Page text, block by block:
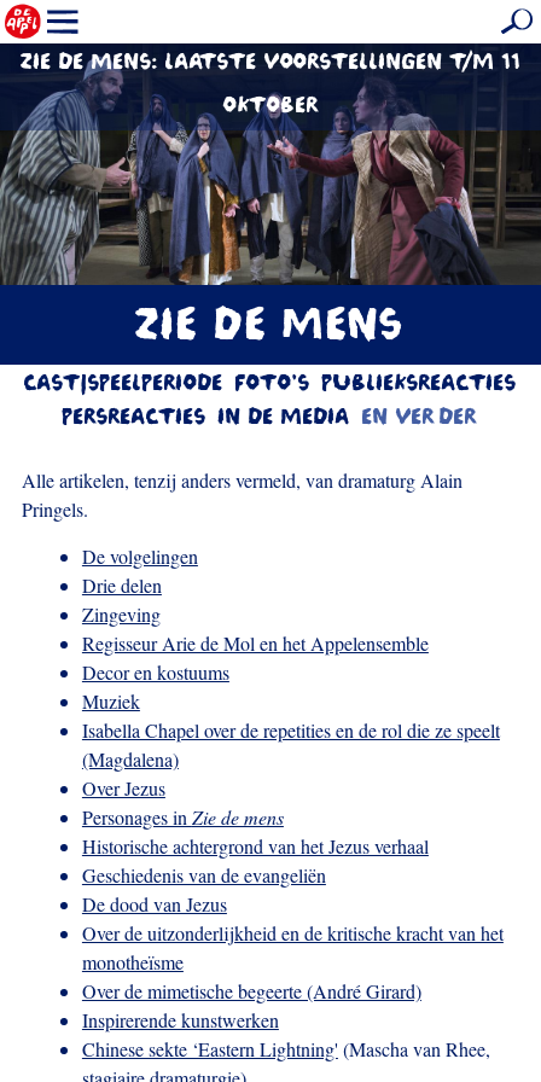
ZIE DE MENS: LAATSTE VOORSTELLINGEN T/M 11
OKTOBER
ZIE DE MENS
CAST|SPEELPERIODE FOTO'S PUBLIEKSREACTIES
PERSREACTIES
IN DE MEDIA EN VERDER
Alle artikelen, tenzij anders vermeld, van dramaturg Alain
Pringels.
De volgelingen
Drie delen
Zingeving
Regisseur Arie de Mol en het Appelensemble
Decor en kostuums
Muziek
Isabella Chapel over de repetities en de rol die ze speelt
(Magdalena)
Over Jezus
Personages in Zie de mens
Historische achtergrond van het Jezus verhaal
Geschiedenis van de evangeliën
De dood van Jezus
Over de uitzonderlijkheid en de kritische kracht van het
monotheïsme
Over de mimetische begeerte (André Girard)
Inspirerende kunstwerken
Chinese sekte ‘Eastern Lightning' (Mascha van Rhee,